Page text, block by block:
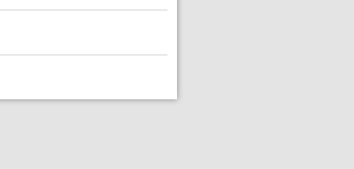
転、残りのクルーは後部